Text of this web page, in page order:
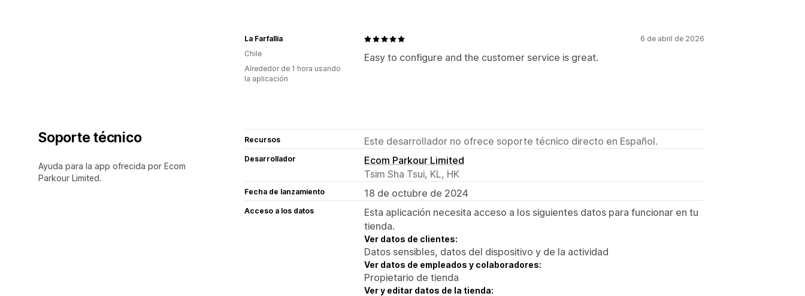
6 de abril de 2026
Easy to configure and the customer service is great.
La Farfallia
Chile
Alrededor de 1 hora usando
la aplicación
Soporte técnico
Ayuda para la app ofrecida por Ecom
Parkour Limited.
Recursos Este desarrollador no ofrece soporte técnico directo en Español.
Desarrollador
Ecom Parkour Limited
Tsim Sha Tsui, KL, HK
Fecha de lanzamiento 18 de octubre de 2024
Acceso a los datos
Esta aplicación necesita acceso a los siguientes datos para funcionar en tu
tienda.
Ver datos de clientes:
Datos sensibles, datos del dispositivo y de la actividad
Ver datos de empleados y colaboradores:
Propietario de tienda
Ver y editar datos de la tienda: